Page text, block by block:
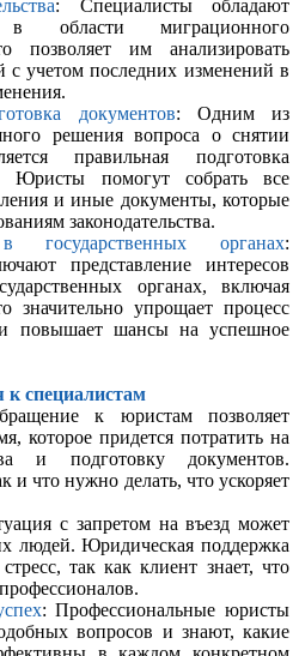
: Специалисты обладают
области миграционного
позволяет им анализировать
учетом последних изменений в
документов: Одним из
решения вопроса о снятии
правильная подготовка
Юристы помогут собрать все
и иные документы, которые
законодательства.
государственных органах:
представление интересов
органах, включая
значительно упрощает процесс
повышает шансы на успешное
специалистам
к юристам позволяет
которое придется потратить на
и подготовку документов.
и что нужно делать, что ускоряет
с запретом на въезд может
людей. Юридическая поддержка
так как клиент знает, что
: Профессиональные юристы
вопросов и знают, какие